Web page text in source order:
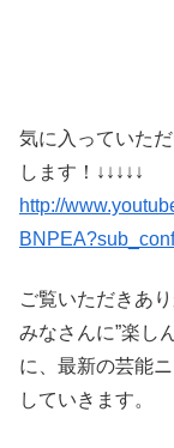
気に入っていた
します！↓↓↓↓↓
http://
ご覧いただきあ
みなさんに”楽し
に、最新の芸能
していきます。